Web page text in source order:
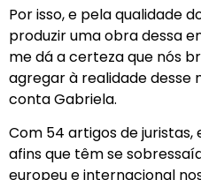
Por isso, e pela qualidade
produzir uma obra dessa
me dá a certeza que nós
agregar à realidade desse
conta Gabriela.
Com 54 artigos de
afins que têm se
europeu e internacional